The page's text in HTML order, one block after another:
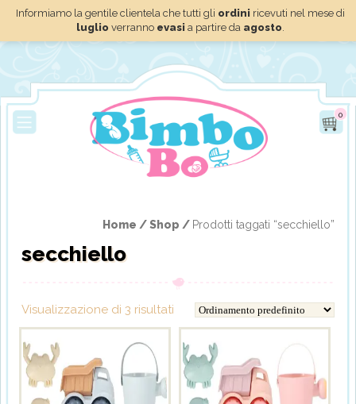
Informiamo la gentile clientela che tutti gli ordini ricevuti nel mese di
luglio verranno evasi a partire da agosto.
0
Home /Shop / Prodotti taggati “secchiello”
secchiello
Visualizzazione di 3 risultati